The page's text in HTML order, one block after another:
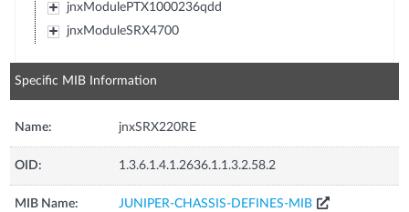
jnxModulePTX1000236qdd
jnxModuleSRX4700
Specific MIB Information
Name: jnxSRX220RE
OID: 1.3.6.1.4.1.2636.1.1.3.2.58.2
MIB Name: JUNIPER-CHASSIS-DEFINES-MIB